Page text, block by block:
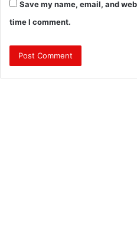
Save my name, email, and
time I comment.